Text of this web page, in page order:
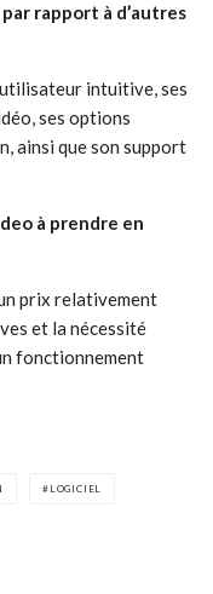
rapport à d’autres
intuitive, ses
ses options
ainsi que son support
à prendre en
prix relativement
et la nécessité
fonctionnement
LOGICIEL